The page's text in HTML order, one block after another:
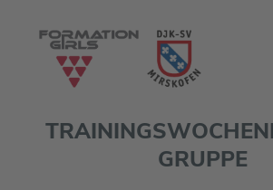
GRUPPE